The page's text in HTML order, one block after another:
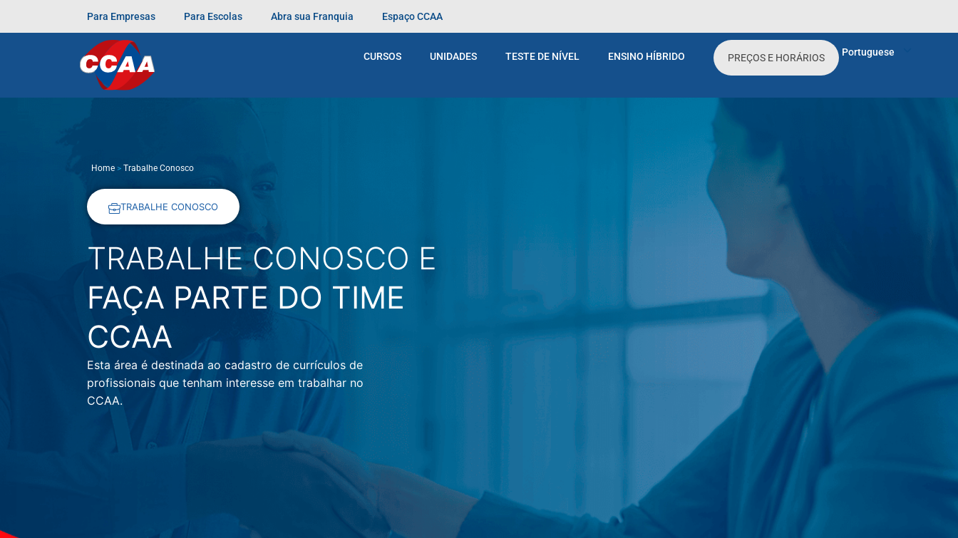
Para Empresas Para Escolas Abra sua Franquia Espaço CCAA
CURSOS UNIDADES TESTE DE NÍVEL ENSINO HÍBRIDO PREÇOS E HORÁRIOS Portuguese
Home > Trabalhe Conosco
TRABALHE CONOSCO
TRABALHE CONOSCO E
FAÇA PARTE DO TIME
CCAA
Esta área é destinada ao cadastro de currículos de
profissionais que tenham interesse em trabalhar no
CCAA.